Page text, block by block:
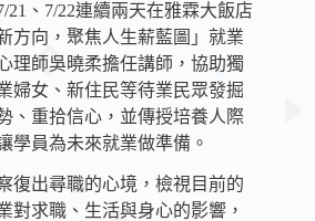
21、7/22連續兩天在雅霖大飯店
方向，聚焦人生薪藍圖」就業
理師吳曉柔擔任講師，協助獨
婦女、新住民等待業民眾發掘
、重拾信心，並傳授培養人際
學員為未來就業做準備。
復出尋職的心境，檢視目前的
對求職、生活與身心的影響，